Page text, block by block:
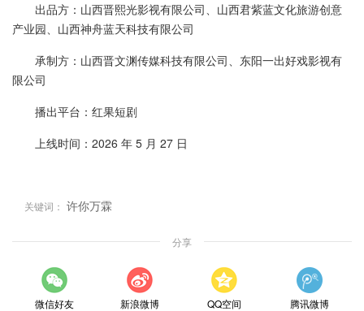
出品方：山西晋熙光影视有限公司、山西君紫蓝文化旅游创意
产业园、山西神舟蓝天科技有限公司
承制方：山西晋文渊传媒科技有限公司、东阳一出好戏影视有
限公司
播出平台：红果短剧
上线时间：2026 年 5 月 27 日
关键词： 许你万霖
分享
微信好友 新浪微博 QQ空间 腾讯微博